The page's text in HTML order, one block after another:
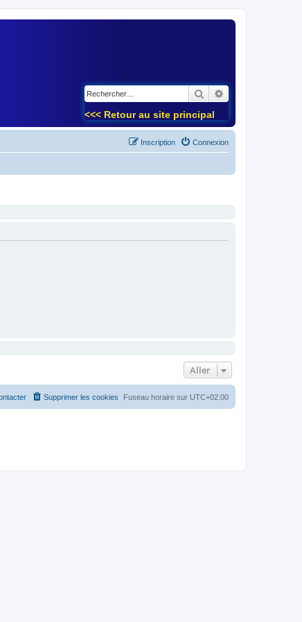
Rechercher
<<< Retour au site principal
Connexion
Inscription
Aller
Fuseau horaire sur UTC+02:00
Supprimer les cookies